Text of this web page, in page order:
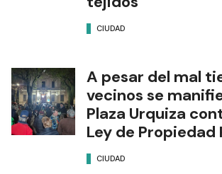
CIUDAD
A pesar del mal
vecinos se
Plaza Urquiza
Ley de Propiedad
CIUDAD